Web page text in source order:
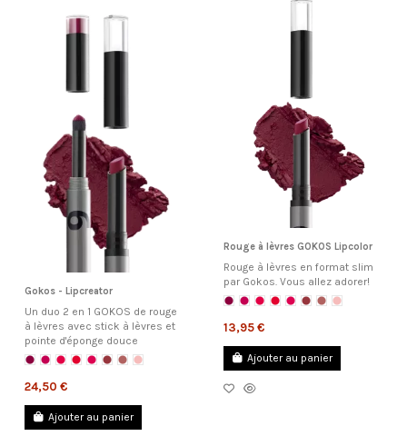
Gokos - Lipcreator
Un duo 2 en 1 GOKOS de rouge
à lèvres avec stick à lèvres et
pointe d'éponge douce
24,50 €
Ajouter au panier
Rouge à lèvres GOKOS Lipcolor
Rouge à lèvres en format slim
par Gokos. Vous allez adorer!
13,95 €
Ajouter au panier